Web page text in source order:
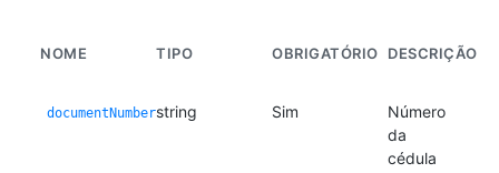
NOME TIPO OBRIGATÓRIO DESCRIÇÃO
documentNumberstring Sim
Número
da
cédula